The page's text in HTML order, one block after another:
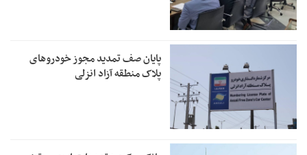
پایان صف تمدید مجوز خودروهای
پلاک منطقه آزاد انزلی